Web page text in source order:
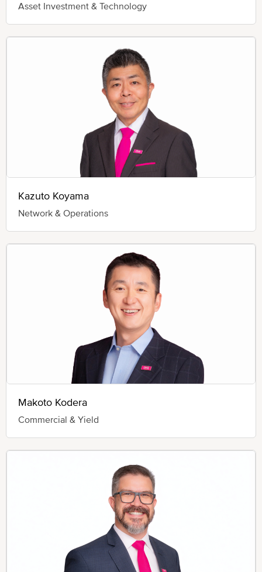
Asset Investment & Technology
Kazuto Koyama
Network & Operations
Makoto Kodera
Commercial & Yield